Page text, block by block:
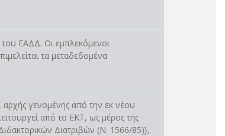
του ΕΑΔΔ. Οι εμπλεκόμενοι
τα μεταδεδομένα
γενομένης από την εκ νέου
από το ΕΚΤ, ως μέρος της
Διατριβών (Ν. 1566/85)},